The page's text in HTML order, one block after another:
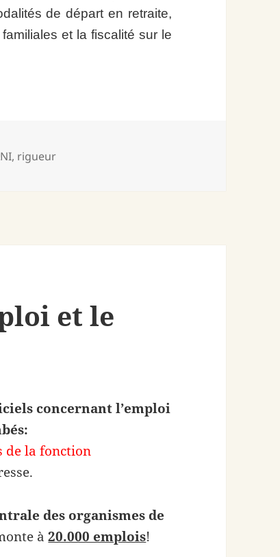
de départ en retraite,
et la fiscalité sur le
, rigueur
et le
concernant l’emploi
de la fonction
des organismes de
à20.000 emplois!